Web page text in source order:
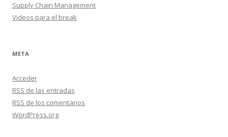
Supply Chain Management
Videos para el break
META
Acceder
RSS de las entradas
RSS de los comentarios
WordPress.org